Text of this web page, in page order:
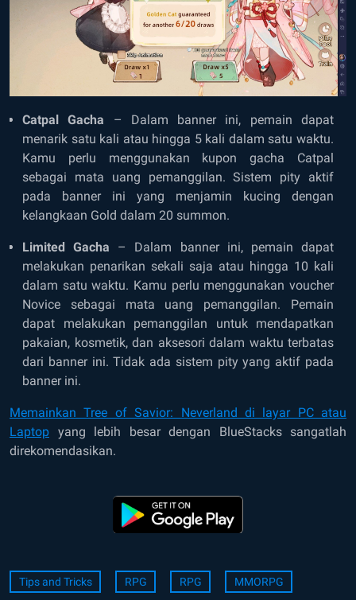
Catpal Gacha – Dalam banner ini, pemain dapat
menarik satu kali atau hingga 5 kali dalam satu waktu.
Kamu perlu menggunakan kupon gacha Catpal
sebagai mata uang pemanggilan. Sistem pity aktif
pada banner ini yang menjamin kucing dengan
kelangkaan Gold dalam 20 summon.
Limited Gacha – Dalam banner ini, pemain dapat
melakukan penarikan sekali saja atau hingga 10 kali
dalam satu waktu. Kamu perlu menggunakan voucher
Novice sebagai mata uang pemanggilan. Pemain
dapat melakukan pemanggilan untuk mendapatkan
pakaian, kosmetik, dan aksesori dalam waktu terbatas
dari banner ini. Tidak ada sistem pity yang aktif pada
banner ini.
Memainkan Tree of Savior: Neverland di layar PC atau
Laptop yang lebih besar dengan BlueStackssangatlah
direkomendasikan.
Tips and Tricks RPG RPG MMORPG